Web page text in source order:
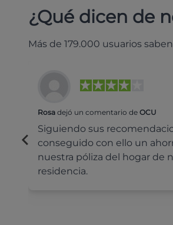
¿Qué dicen de
Más de 179.000 usuarios
Rosa dejó un comentario de OCU
Siguiendo sus
conseguido con ello un
nuestra póliza del hogar de
residencia.